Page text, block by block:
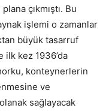
çıkmıştı. Bu
işlemi o zamanlar
büyük tasarruf
kez 1936’da
konteynerlerin
ve
sağlayacak